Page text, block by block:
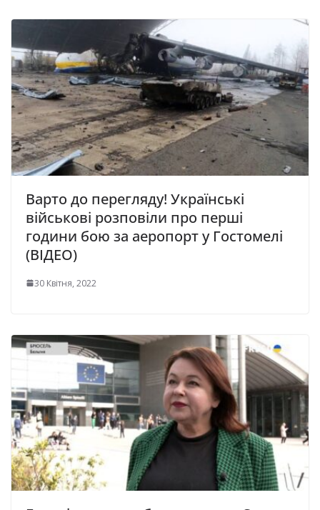
Варто до перегляду! Українські
військові розповіли про перші
години бою за аеропорт у Гостомелі
(ВІДЕО)
30 Квітня, 2022